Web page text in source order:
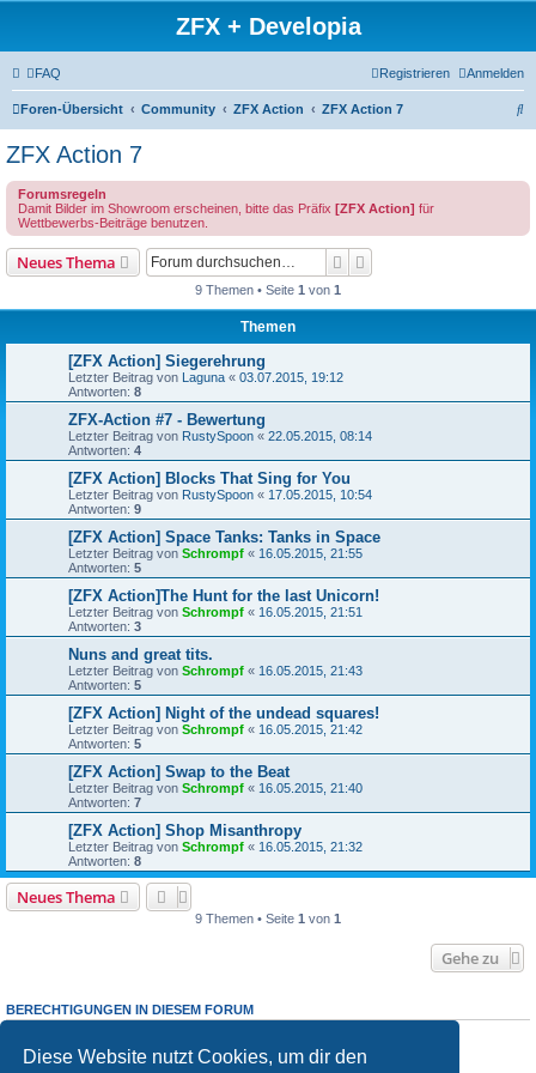
Diese Website nutzt Cookies, um dir den
ZFX + Developia
FAQ Anmelden
Registrieren
Foren-Übersicht Community ZFX Action ZFX Action 7
S
ZFX Action 7
Forumsregeln
Damit Bilder im Showroom erscheinen, bitte das Präfix [ZFX Action] für
Wettbewerbs-Beiträge benutzen.
Neues Thema Suche
9 Themen • Seite 1 von 1
Themen
[ZFX Action] Siegerehrung
Letzter Beitrag von Laguna « 03.07.2015, 19:12
Antworten: 8
ZFX-Action #7 - Bewertung
Letzter Beitrag von RustySpoon « 22.05.2015, 08:14
Antworten: 4
[ZFX Action] Blocks That Sing for You
Letzter Beitrag von RustySpoon « 17.05.2015, 10:54
Antworten: 9
[ZFX Action] Space Tanks: Tanks in Space
Letzter Beitrag von Schrompf « 16.05.2015, 21:55
Antworten: 5
[ZFX Action]The Hunt for the last Unicorn!
Letzter Beitrag von Schrompf « 16.05.2015, 21:51
Antworten: 3
Nuns and great tits.
Letzter Beitrag von Schrompf « 16.05.2015, 21:43
Antworten: 5
[ZFX Action] Night of the undead squares!
Letzter Beitrag von Schrompf « 16.05.2015, 21:42
Antworten: 5
[ZFX Action] Swap to the Beat
Letzter Beitrag von Schrompf « 16.05.2015, 21:40
Antworten: 7
[ZFX Action] Shop Misanthropy
Letzter Beitrag von Schrompf « 16.05.2015, 21:32
Antworten: 8
Neues Thema
9 Themen • Seite 1 von 1
Gehe zu
BERECHTIGUNGEN IN DIESEM FORUM
Du darfst
keine Antworten zu Themen in diesem Forum erstellen.
Du darfst deine Beiträge in diesem Forumnichtändern.